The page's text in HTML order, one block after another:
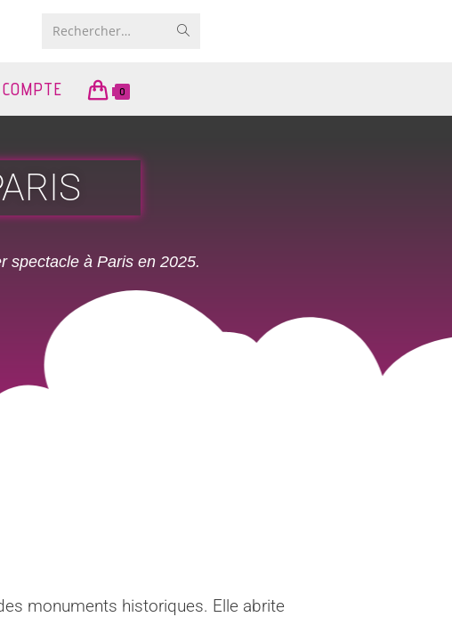
Rechercher…
COMPTE 0
spectacle à Paris en 2025.
monuments historiques. Elle abrite